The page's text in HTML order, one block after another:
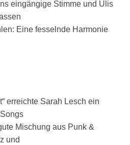
eingängige Stimme und Ulis
Eine fesselnde Harmonie
erreichte Sarah Lesch ein
Mischung aus Punk &
und